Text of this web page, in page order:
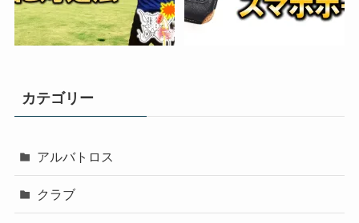
カテゴリー
アルバトロス
クラブ